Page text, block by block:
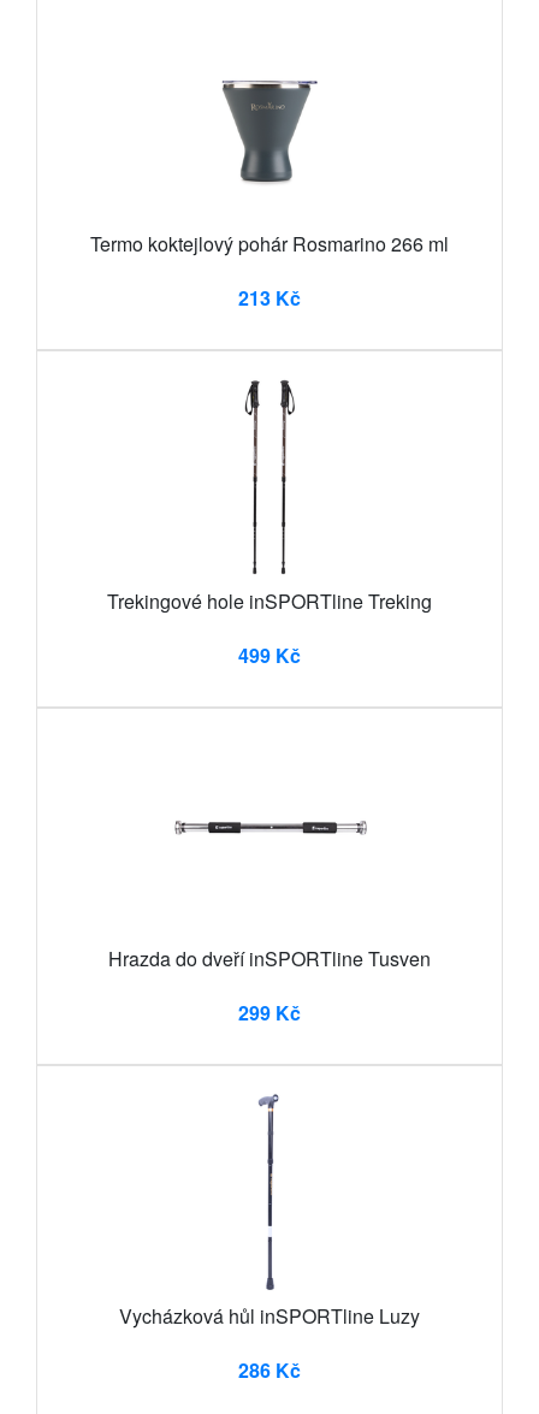
Termo koktejlový pohár Rosmarino 266 ml
213 Kč
Trekingové hole inSPORTline Treking
499 Kč
Hrazda do dveří inSPORTline Tusven
299 Kč
Vycházková hůl inSPORTline Luzy
286 Kč